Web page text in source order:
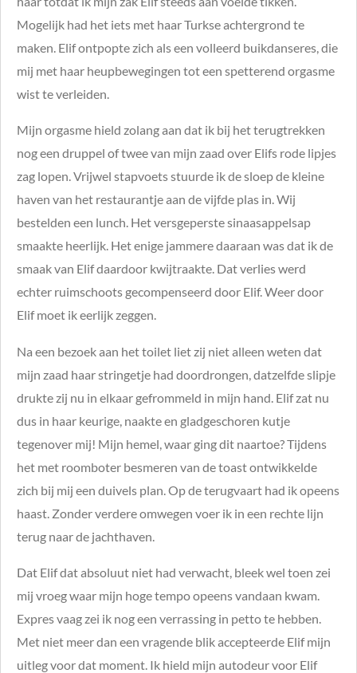
Mogelijk had het iets met haar Turkse achtergrond te
maken. Elif ontpopte zich als een volleerd buikdanseres, die
mij met haar heupbewegingen tot een spetterend orgasme
wist te verleiden.
Mijn orgasme hield zolang aan dat ik bij het terugtrekken
nog een druppel of twee van mijn zaad over Elifs rode lipjes
zag lopen. Vrijwel stapvoets stuurde ik de sloep de kleine
haven van het restaurantje aan de vijfde plas in. Wij
bestelden een lunch. Het versgeperste sinaasappelsap
smaakte heerlijk. Het enige jammere daaraan was dat ik de
smaak van Elif daardoor kwijtraakte. Dat verlies werd
echter ruimschoots gecompenseerd door Elif. Weer door
Elif moet ik eerlijk zeggen.
Na een bezoek aan het toilet liet zij niet alleen weten dat
mijn zaad haar stringetje had doordrongen, datzelfde slipje
drukte zij nu in elkaar gefrommeld in mijn hand. Elif zat nu
dus in haar keurige, naakte en gladgeschoren kutje
tegenover mij! Mijn hemel, waar ging dit naartoe? Tijdens
het met roomboter besmeren van de toast ontwikkelde
zich bij mij een duivels plan. Op de terugvaart had ik opeens
haast. Zonder verdere omwegen voer ik in een rechte lijn
terug naar de jachthaven.
Dat Elif dat absoluut niet had verwacht, bleek wel toen zei
mij vroeg waar mijn hoge tempo opeens vandaan kwam.
Expres vaag zei ik nog een verrassing in petto te hebben.
Met niet meer dan een vragende blik accepteerde Elif mijn
uitleg voor dat moment. Ik hield mijn autodeur voor Elif